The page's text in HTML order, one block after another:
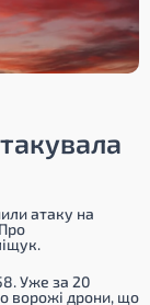
атаку на
Уже за 20
ворожі дрони, що